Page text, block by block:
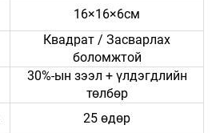
16×16×6см
Квадрат / Засварлах
боломжтой
30%-ын зээл + үлдэгдлийн
төлбөр
25 өдөр